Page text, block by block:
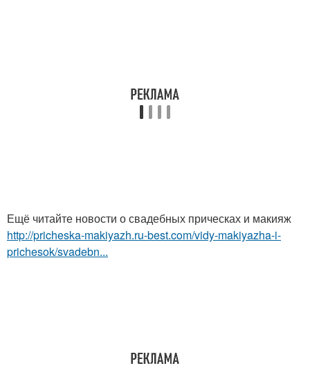
Ещё читайте новости о свадебных прическах и макияж
http://pricheska-makiyazh.ru-best.com/vidy-makiyazha-i-
prichesok/svadebn...